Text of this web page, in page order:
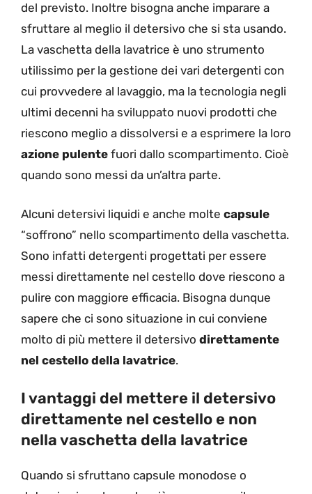
del previsto. Inoltre bisogna anche imparare a
sfruttare al meglio il detersivo che si sta usando.
La vaschetta della lavatrice è uno strumento
utilissimo per la gestione dei vari detergenti con
cui provvedere al lavaggio, ma la tecnologia negli
ultimi decenni ha sviluppato nuovi prodotti che
riescono meglio a dissolversi e a esprimere la loro
azione pulente fuori dallo scompartimento. Cioè
quando sono messi da un’altra parte.
Alcuni detersivi liquidi e anche molte capsule
“soffrono” nello scompartimento della vaschetta.
Sono infatti detergenti progettati per essere
messi direttamente nel cestello dove riescono a
pulire con maggiore efficacia. Bisogna dunque
sapere che ci sono situazione in cui conviene
molto di più mettere il detersivo direttamente
nel cestello della lavatrice.
I vantaggi del mettere il detersivo
direttamente nel cestello e non
nella vaschetta della lavatrice
Quando si sfruttano capsule monodose o